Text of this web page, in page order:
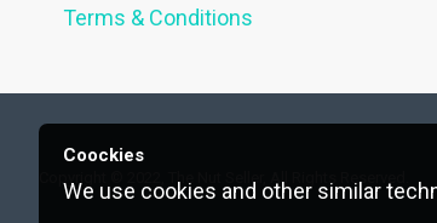
Terms & Conditions
Copyright © 2022, The Nut Seller, All Rights Reserved.
Coockies
We use cookies and other similar